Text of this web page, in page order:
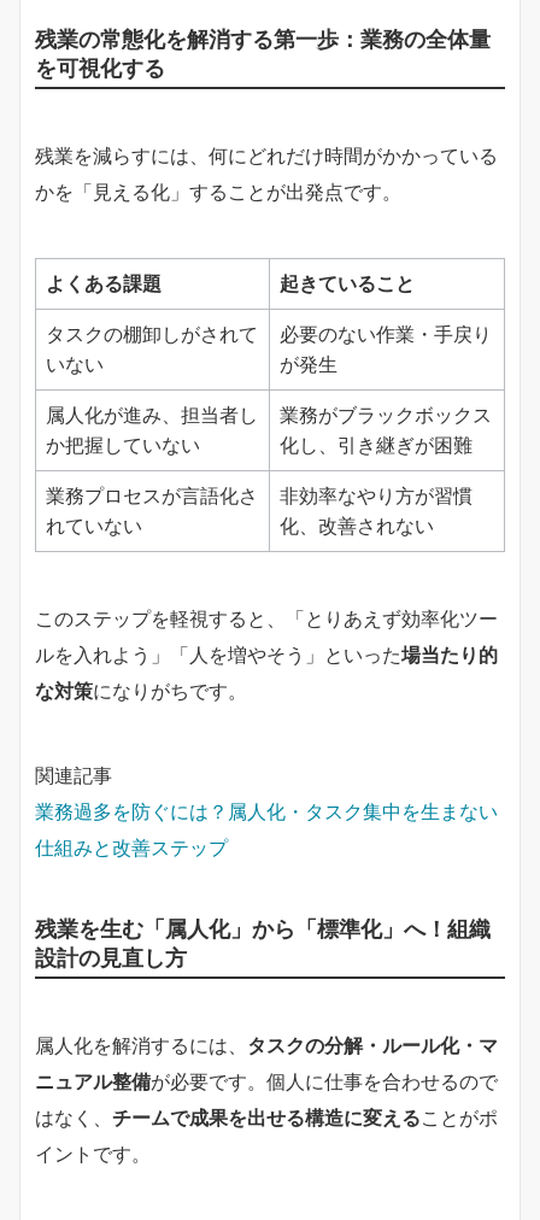
残業の常態化を解消する第一歩：業務の全体量
を可視化する
残業を減らすには、何にどれだけ時間がかかっている
かを「見える化」することが出発点です。
よくある課題 起きていること
タスクの棚卸しがされて
いない
必要のない作業・手戻り
が発生
属人化が進み、担当者し
か把握していない
業務がブラックボックス
化し、引き継ぎが困難
業務プロセスが言語化さ
れていない
非効率なやり方が習慣
化、改善されない
このステップを軽視すると、「とりあえず効率化ツー
ルを入れよう」「人を増やそう」といった場当たり的
な対策になりがちです。
関連記事
業務過多を防ぐには？属人化・タスク集中を生まない
仕組みと改善ステップ
残業を生む「属人化」から「標準化」へ！組織
設計の見直し方
属人化を解消するには、 タスクの分解・ルール化・マ
ニュアル整備が必要です。個人に仕事を合わせるので
はなく、 チームで成果を出せる構造に変えることがポ
イントです。